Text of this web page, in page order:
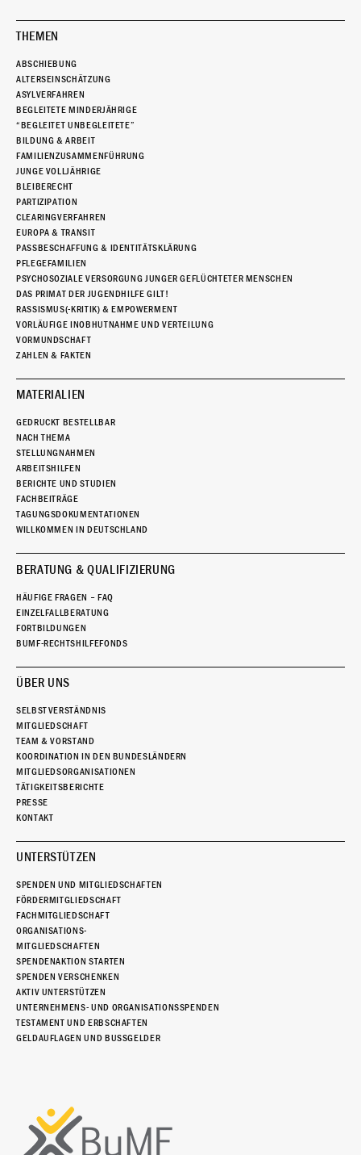
THEMEN
ABSCHIEBUNG
ALTERSEINSCHÄTZUNG
ASYLVERFAHREN
BEGLEITETE MINDERJÄHRIGE
“BEGLEITET UNBEGLEITETE”
BILDUNG & ARBEIT
FAMILIENZUSAMMENFÜHRUNG
JUNGE VOLLJÄHRIGE
BLEIBERECHT
PARTIZIPATION
CLEARINGVERFAHREN
EUROPA & TRANSIT
PASSBESCHAFFUNG & IDENTITÄTSKLÄRUNG
PFLEGEFAMILIEN
PSYCHOSOZIALE VERSORGUNG JUNGER GEFLÜCHTETER MENSCHEN
DAS PRIMAT DER JUGENDHILFE GILT!
RASSISMUS(-KRITIK) & EMPOWERMENT
VORLÄUFIGE INOBHUTNAHME UND VERTEILUNG
VORMUNDSCHAFT
ZAHLEN & FAKTEN
MATERIALIEN
GEDRUCKT BESTELLBAR
NACH THEMA
STELLUNGNAHMEN
ARBEITSHILFEN
BERICHTE UND STUDIEN
FACHBEITRÄGE
TAGUNGSDOKUMENTATIONEN
WILLKOMMEN IN DEUTSCHLAND
BERATUNG & QUALIFIZIERUNG
HÄUFIGE FRAGEN – FAQ
EINZELFALLBERATUNG
FORTBILDUNGEN
BUMF-RECHTSHILFEFONDS
ÜBER UNS
SELBSTVERSTÄNDNIS
MITGLIEDSCHAFT
TEAM & VORSTAND
KOORDINATION IN DEN BUNDESLÄNDERN
MITGLIEDSORGANISATIONEN
TÄTIGKEITSBERICHTE
PRESSE
KONTAKT
UNTERSTÜTZEN
SPENDEN UND MITGLIEDSCHAFTEN
FÖRDERMITGLIEDSCHAFT
FACHMITGLIEDSCHAFT
ORGANISATIONS-
MITGLIEDSCHAFTEN
SPENDENAKTION STARTEN
SPENDEN VERSCHENKEN
AKTIV UNTERSTÜTZEN
UNTERNEHMENS- UND ORGANISATIONSSPENDEN
TESTAMENT UND ERBSCHAFTEN
GELDAUFLAGEN UND BUSSGELDER